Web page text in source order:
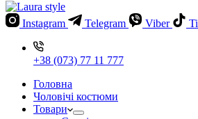
Instagram Telegram Viber
+38 (073) 77 11 777
Головна
Чоловічі костюми
Товари